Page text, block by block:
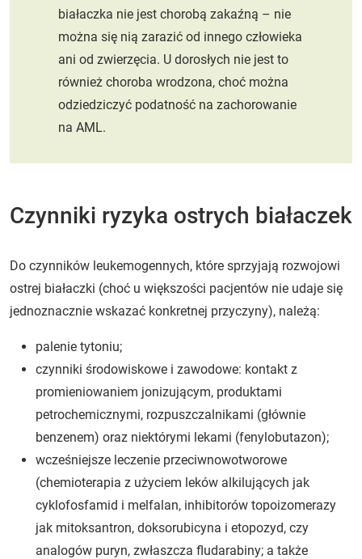
białaczka nie jest chorobą zakaźną – nie
można się nią zarazić od innego człowieka
ani od zwierzęcia. U dorosłych nie jest to
również choroba wrodzona, choć można
odziedziczyć podatność na zachorowanie
na AML.
Czynniki ryzyka ostrych białaczek
Do czynników leukemogennych, które sprzyjają rozwojowi
ostrej białaczki (choć u większości pacjentów nie udaje się
jednoznacznie wskazać konkretnej przyczyny), należą:
palenie tytoniu;
czynniki środowiskowe i zawodowe: kontakt z
promieniowaniem jonizującym, produktami
petrochemicznymi, rozpuszczalnikami (głównie
benzenem) oraz niektórymi lekami (fenylobutazon);
wcześniejsze leczenie przeciwnowotworowe
(chemioterapia z użyciem leków alkilujących jak
cyklofosfamid i melfalan, inhibitorów topoizomerazy
jak mitoksantron, doksorubicyna i etopozyd, czy
analogów puryn, zwłaszcza fludarabiny; a także